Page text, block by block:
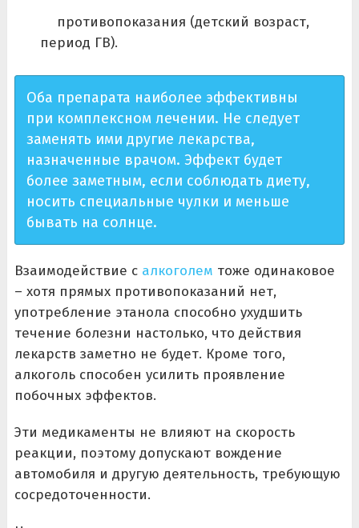
противопоказания (детский возраст,
период ГВ).
Оба препарата наиболее эффективны
при комплексном лечении. Не следует
заменять ими другие лекарства,
назначенные врачом. Эффект будет
более заметным, если соблюдать диету,
носить специальные чулки и меньше
бывать на солнце.
Взаимодействие с алкоголем тоже одинаковое
– хотя прямых противопоказаний нет,
употребление этанола способно ухудшить
течение болезни настолько, что действия
лекарств заметно не будет. Кроме того,
алкоголь способен усилить проявление
побочных эффектов.
Эти медикаменты не влияют на скорость
реакции, поэтому допускают вождение
автомобиля и другую деятельность, требующую
сосредоточенности.